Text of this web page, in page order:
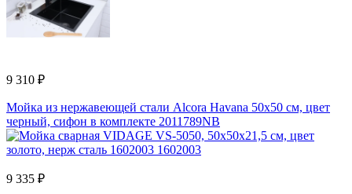
9 310 ₽
Мойка из нержавеющей стали Alcora Havana 50х50 см, цвет
черный, сифон в комплекте 2011789NB
9 335 ₽